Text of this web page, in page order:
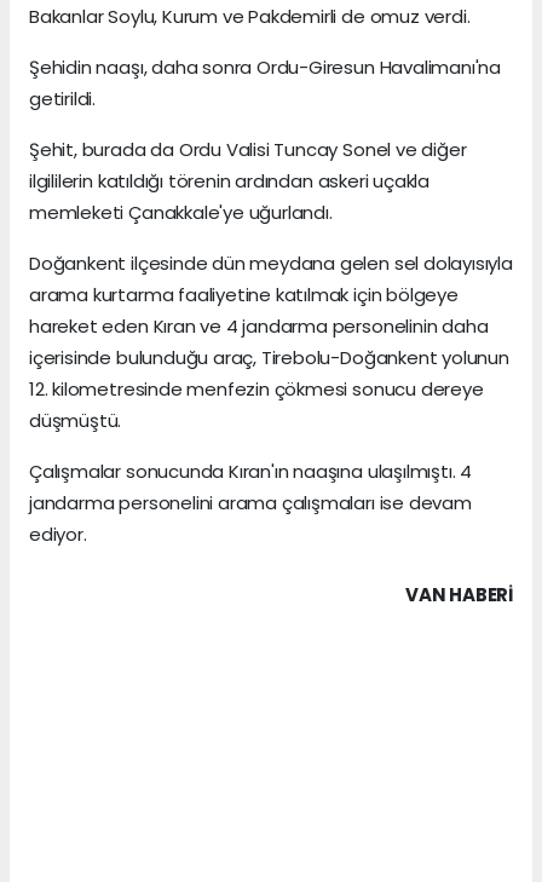
Bakanlar Soylu, Kurum ve Pakdemirli de omuz verdi.
Şehidin naaşı, daha sonra Ordu-Giresun Havalimanı'na
getirildi.
Şehit, burada da Ordu Valisi Tuncay Sonel ve diğer
ilgililerin katıldığı törenin ardından askeri uçakla
memleketi Çanakkale'ye uğurlandı.
Doğankent ilçesinde dün meydana gelen sel dolayısıyla
arama kurtarma faaliyetine katılmak için bölgeye
hareket eden Kıran ve 4 jandarma personelinin daha
içerisinde bulunduğu araç, Tirebolu-Doğankent yolunun
12. kilometresinde menfezin çökmesi sonucu dereye
düşmüştü.
Çalışmalar sonucunda Kıran'ın naaşına ulaşılmıştı. 4
jandarma personelini arama çalışmaları ise devam
ediyor.
VAN HABERİ